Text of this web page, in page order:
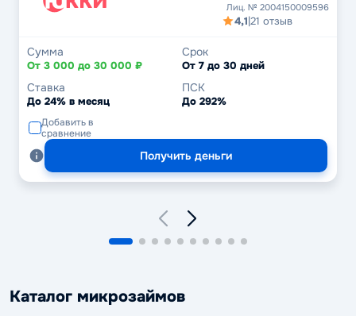
Лиц. № 2004150009596
4,1|21 отзыв
Сумма
От 3 000 до 30 000 ₽
Срок
От 7 до 30 дней
Ставка
До 24% в месяц
ПСК
До 292%
Добавить в
сравнение
Получить деньги
Каталог микрозаймов